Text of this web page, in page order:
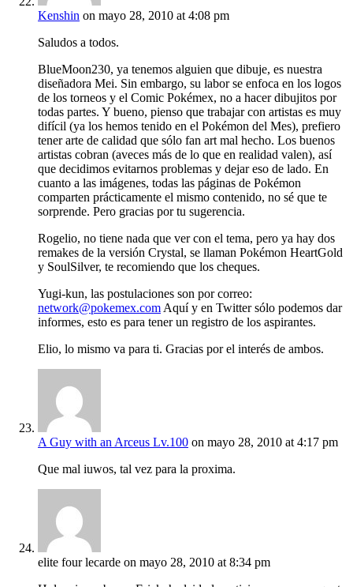
Kenshin on mayo 28, 2010 at 4:08 pm
Saludos a todos.
BlueMoon230, ya tenemos alguien que dibuje, es nuestra
diseñadora Mei. Sin embargo, su labor se enfoca en los logos
de los torneos y el Comic Pokémex, no a hacer dibujitos por
todas partes. Y bueno, pienso que trabajar con artistas es muy
difícil (ya los hemos tenido en el Pokémon del Mes), prefiero
tener arte de calidad que sólo fan art mal hecho. Los buenos
artistas cobran (aveces más de lo que en realidad valen), así
que decidimos evitarnos problemas y dejar eso de lado. En
cuanto a las imágenes, todas las páginas de Pokémon
comparten prácticamente el mismo contenido, no sé que te
sorprende. Pero gracias por tu sugerencia.
Rogelio, no tiene nada que ver con el tema, pero ya hay dos
remakes de la versión Crystal, se llaman Pokémon HeartGold
y SoulSilver, te recomiendo que los cheques.
Yugi-kun, las postulaciones son por correo:
network@pokemex.com Aquí y en Twitter sólo podemos dar
informes, esto es para tener un registro de los aspirantes.
Elio, lo mismo va para ti. Gracias por el interés de ambos.
A Guy with an Arceus Lv.100 on mayo 28, 2010 at 4:17 pm
Que mal iuwos, tal vez para la proxima.
elite four lecarde on mayo 28, 2010 at 8:34 pm